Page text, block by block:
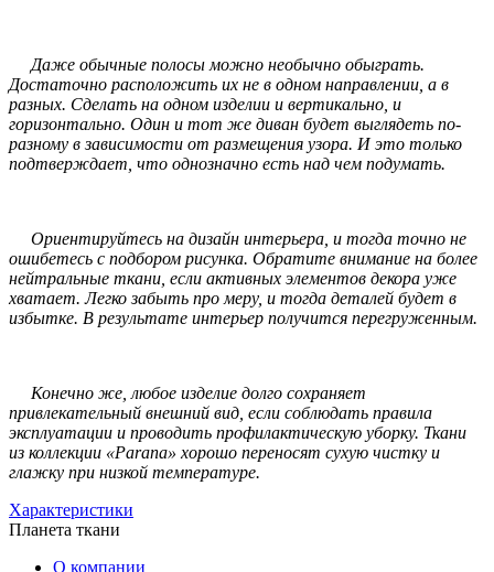
Даже обычные полосы можно необычно обыграть.
Достаточно расположить их не в одном направлении, а в
разных. Сделать на одном изделии и вертикально, и
горизонтально. Один и тот же диван будет выглядеть по-
разному в зависимости от размещения узора. И это только
подтверждает, что однозначно есть над чем подумать.
Ориентируйтесь на дизайн интерьера, и тогда точно не
ошибетесь с подбором рисунка. Обратите внимание на более
нейтральные ткани, если активных элементов декора уже
хватает. Легко забыть про меру, и тогда деталей будет в
избытке. В результате интерьер получится перегруженным.
Конечно же, любое изделие долго сохраняет
привлекательный внешний вид, если соблюдать правила
эксплуатации и проводить профилактическую уборку. Ткани
из коллекции «Parana» хорошо переносят сухую чистку и
глажку при низкой температуре.
Характеристики
Планета ткани
О компании